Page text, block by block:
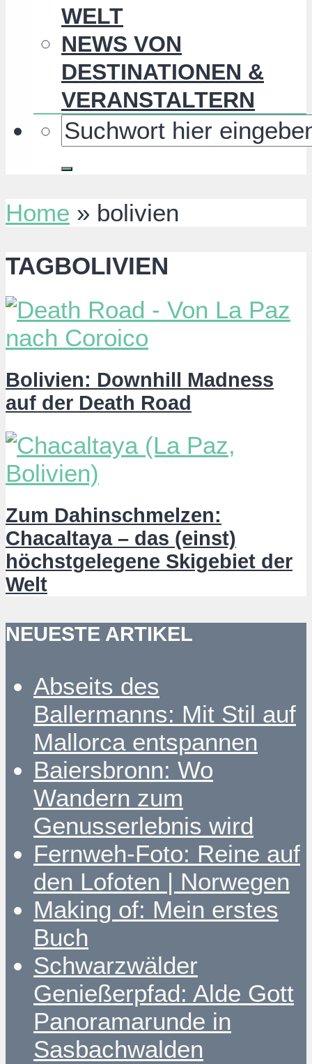
WELT
NEWS VON
DESTINATIONEN &
VERANSTALTERN
Home » bolivien
TAGBOLIVIEN
Bolivien: Downhill Madness
auf der Death Road
Zum Dahinschmelzen:
Chacaltaya – das (einst)
höchstgelegene Skigebiet der
Welt
NEUESTE ARTIKEL
Abseits des
Ballermanns: Mit Stil auf
Mallorca entspannen
Baiersbronn: Wo
Wandern zum
Genusserlebnis wird
Fernweh-Foto: Reine auf
den Lofoten | Norwegen
Making of: Mein erstes
Buch
Schwarzwälder
Genießerpfad: Alde Gott
Panoramarunde in
Sasbachwalden